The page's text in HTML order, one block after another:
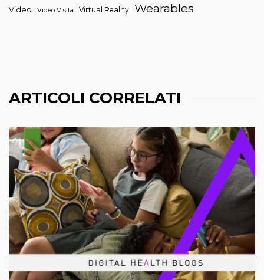
Video Video Visita Virtual Reality Wearables
ARTICOLI CORRELATI